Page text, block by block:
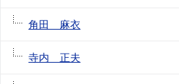
角田 麻衣
寺内 正夫